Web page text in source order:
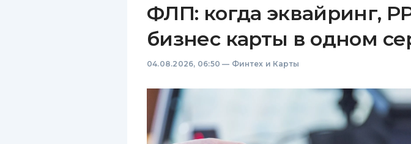
ФЛП: когда эквайринг,
бизнес карты в одном
04.08.2026, 06:50 — Финтех и Карты